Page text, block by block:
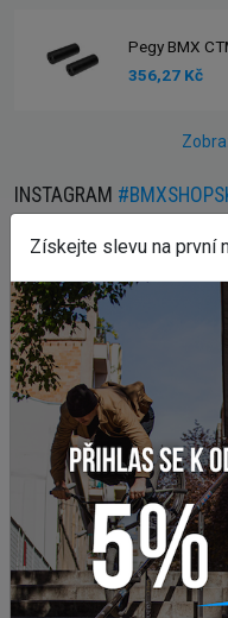
Pegy BMX
356,27 Kč
INSTAGRAM
Získejte slevu na první